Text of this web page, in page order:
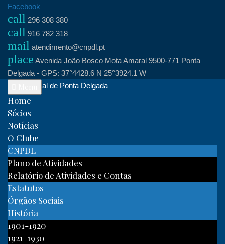
Skip
content
Facebook
call 296 308 380
call 916 782 318
mail atendimento@cnpdl.pt
place Avenida João Bosco Mota Amaral 9500-771 Ponta
Delgada - GPS: 37°4428.6 N 25°3924.1 W
Clube Naval de Ponta Delgada
Home
Sócios
Notícias
O Clube
CNPDL
Plano de Atividades
Relatório de Atividades e Contas
Estatutos
Órgãos Sociais
História
1901-1920
1921-1930